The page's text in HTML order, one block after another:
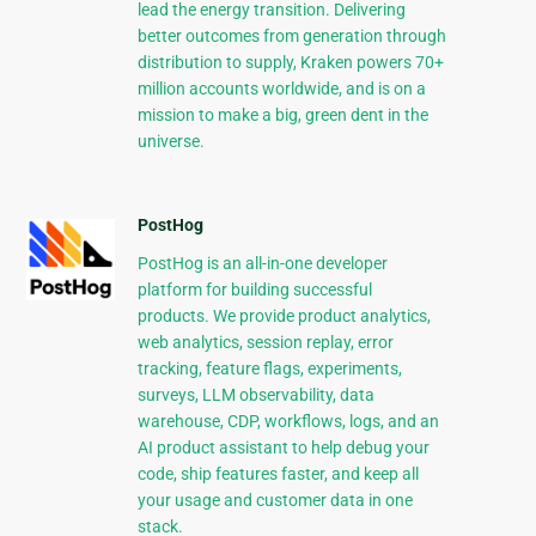
lead the energy transition. Delivering
better outcomes from generation through
distribution to supply, Kraken powers 70+
million accounts worldwide, and is on a
mission to make a big, green dent in the
universe.
PostHog
PostHog is an all-in-one developer
platform for building successful
products. We provide product analytics,
web analytics, session replay, error
tracking, feature flags, experiments,
surveys, LLM observability, data
warehouse, CDP, workflows, logs, and an
AI product assistant to help debug your
code, ship features faster, and keep all
your usage and customer data in one
stack.